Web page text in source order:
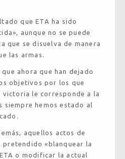
que ETA ha sido
aunque no se puede
que se disuelva de manera
las armas.
ahora que han dejado
objetivos por los que
le corresponde a la
siempre hemos estado al
aquellos actos de
pretendido «blanquear la
o modificar la actual